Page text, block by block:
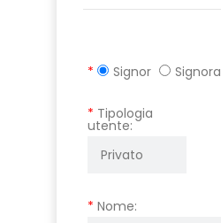
* Signor Signora
* Tipologia
utente:
* Nome: